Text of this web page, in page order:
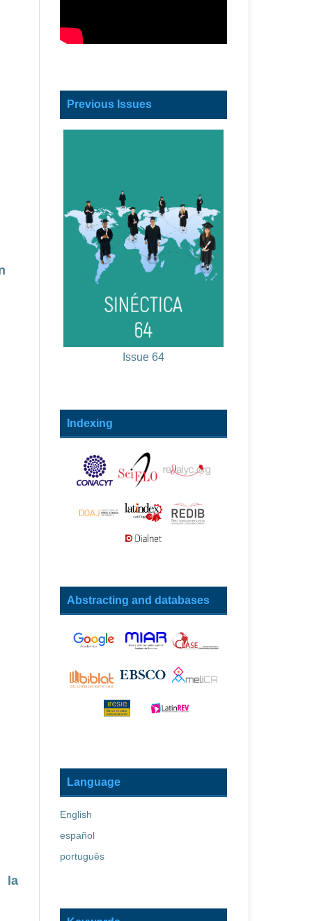
la
Previous Issues
Issue 64
Indexing
Abstracting and databases
Language
English
español
português